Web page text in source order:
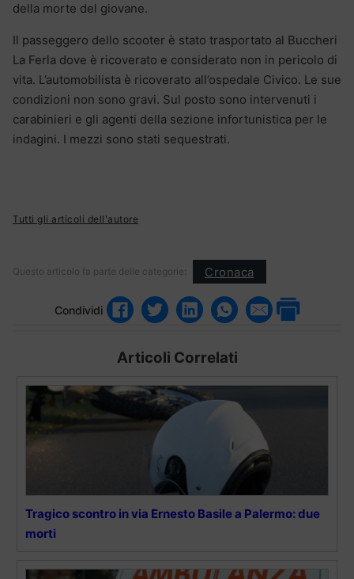
della morte del giovane.
Il passeggero dello scooter è stato trasportato al Buccheri
La Ferla dove è ricoverato e considerato non in pericolo di
vita. L’automobilista è ricoverato all’ospedale Civico. Le sue
condizioni non sono gravi. Sul posto sono intervenuti i
carabinieri e gli agenti della sezione infortunistica per le
indagini. I mezzi sono stati sequestrati.
Tutti gli articoli dell'autore
Questo articolo fa parte delle categorie: Cronaca
Condividi
Articoli Correlati
Tragico scontro in via Ernesto Basile a Palermo: due
morti